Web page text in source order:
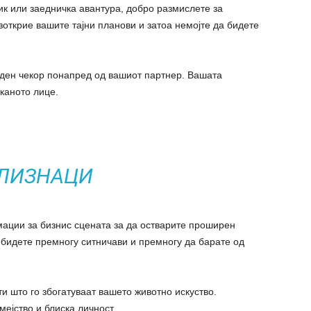
или заедничка авантура, добро размислете за
вашите тајни планови и затоа немојте да бидете
чекор понапред од вашиот партнер. Вашата
лице.
за бизнис сцената за да остварите проширен
премногу ситничави и премногу да барате од
што го збогатуваат вашето животно искуство.
и блиска личност.